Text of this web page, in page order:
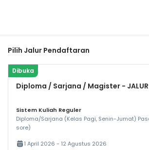
Pilih Jalur Pendaftaran
Dibuka
Diploma / Sarjana / Magister - JALUR
Sistem Kuliah Reguler
Diploma/Sarjana (Kelas Pagi, Senin-Jumat)
sore)
1 April 2026 - 12 Agustus 2026